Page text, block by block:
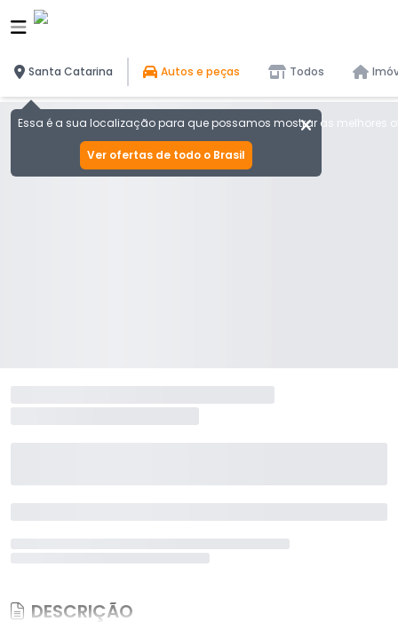
Santa Catarina
Essa é a sua localização para que possamos mostrar as melhores
Ver ofertas de todo o Brasil
Autos e peças Todos
DESCRIÇÃO